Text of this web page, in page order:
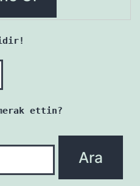
ettin?